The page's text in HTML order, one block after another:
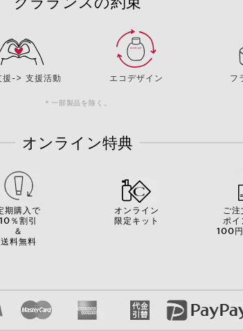
援-> 支援活動 エコデザイン フ
＊一部製品を除く。
オンライン特典
期購入で
10％割引
＆
送料無料
オンライン
限定キット
ご
ポ
100円